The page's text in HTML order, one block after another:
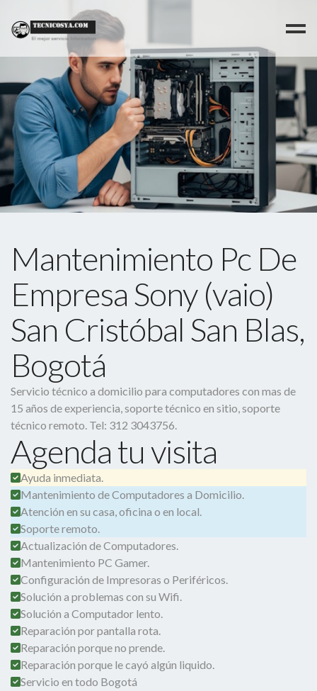
Mantenimiento Pc De
Empresa Sony (vaio)
San Cristóbal San Blas,
Bogotá
Servicio técnico a domicilio para computadores con mas de
15 años de experiencia, soporte técnico en sitio, soporte
técnico remoto. Tel: 312 3043756.
Agenda tu visita
Ayuda inmediata.
Mantenimiento de Computadores a Domicilio.
Atención en su casa, oficina o en local.
Soporte remoto.
Actualización de Computadores.
Mantenimiento PC Gamer.
Configuración de Impresoras o Periféricos.
Solución a problemas con su Wifi.
Solución a Computador lento.
Reparación por pantalla rota.
Reparación porque no prende.
Reparación porque le cayó algún liquido.
Servicio en todo Bogotá